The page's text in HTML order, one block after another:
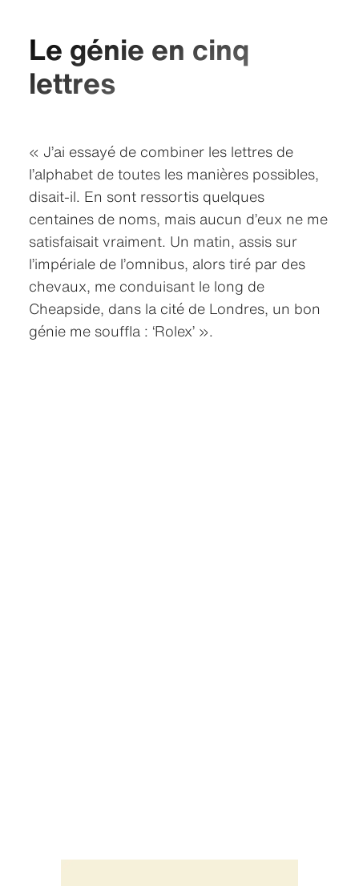
Le génie en cinq
lettres
« J’ai essayé de combiner les lettres de
l’alphabet de toutes les manières possibles,
disait‑il. En sont ressortis quelques
centaines de noms, mais aucun d’eux ne me
satisfaisait vraiment. Un matin, assis sur
l’impériale de l’omnibus, alors tiré par des
chevaux, me conduisant le long de
Cheapside, dans la cité de Londres, un bon
génie me souffla : ‘Rolex’ ».